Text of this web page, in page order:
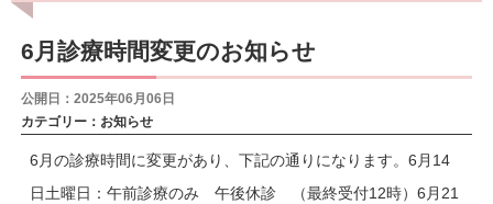
6月診療時間変更のお知らせ
公開日：2025年06月06日
カテゴリー： お知らせ
6月の診療時間に変更があり、下記の通りになります。6月14
日土曜日：午前診療のみ 午後休診 （最終受付12時）6月21